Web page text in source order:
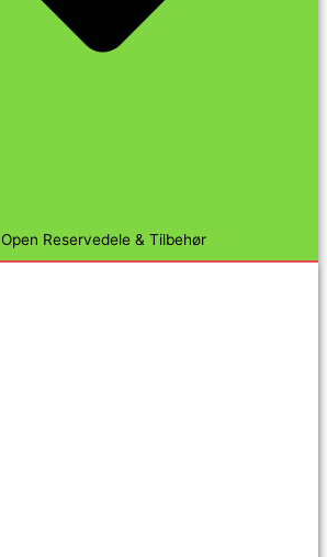
Open Reservedele & Tilbehør